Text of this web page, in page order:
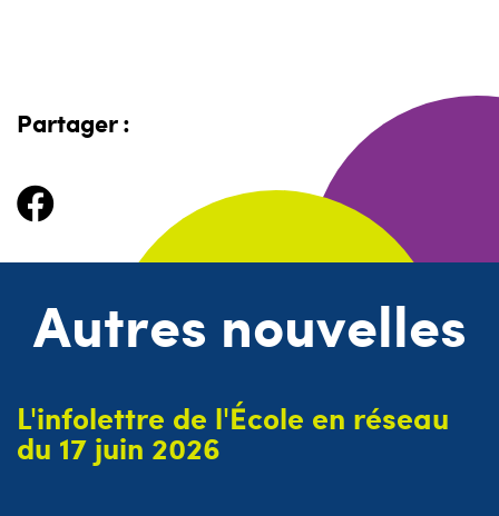
Partager :
Autres nouvelles
L'infolettre de l'École en réseau
du 17 juin 2026